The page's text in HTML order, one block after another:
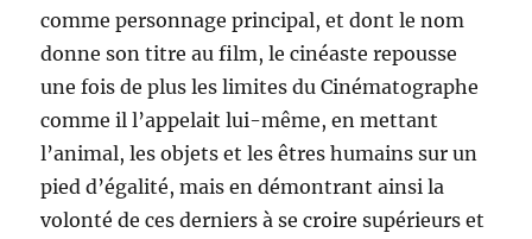
comme personnage principal, et dont le nom
donne son titre au film, le cinéaste repousse
une fois de plus les limites du Cinématographe
comme il l’appelait lui-même, en mettant
l’animal, les objets et les êtres humains sur un
pied d’égalité, mais en démontrant ainsi la
volonté de ces derniers à se croire supérieurs et